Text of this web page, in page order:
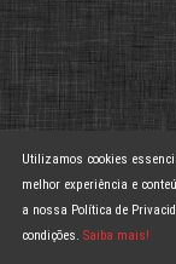
Utilizamos cookies
melhor experiência e
a nossa Política de
condições. Saiba mais!